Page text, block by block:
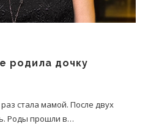
родила дочку
стала мамой. После двух
Роды прошли в…